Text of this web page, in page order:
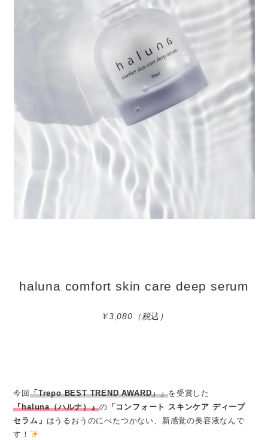
haluna comfort skin care deep serum
￥3,080（税込）
今回「TrepoBEST TREND AWARD」」を受賞した
『haluna（ハルナ）』の 「コンフォート スキンケア ディープ
セラム」 はうるおうのにべたつかない、新感覚の美容液なんで
す！